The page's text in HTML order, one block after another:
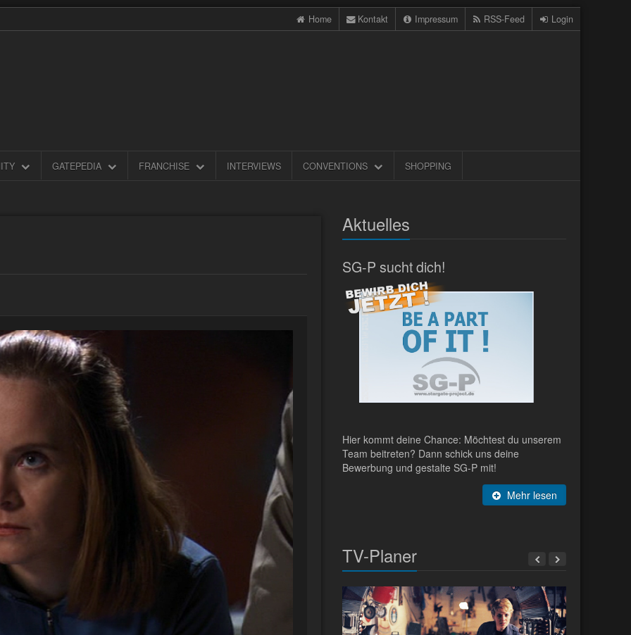
Home Kontakt Impressum RSS-Feed Login
GATEPEDIA FRANCHISE INTERVIEWS CONVENTIONS SHOPPING
Aktuelles
SG-P sucht dich!
Hier kommt deine Chance: Möchtest du unserem
Team beitreten? Dann schick uns deine
Bewerbung und gestalte SG-P mit!
Mehr lesen
TV-Planer